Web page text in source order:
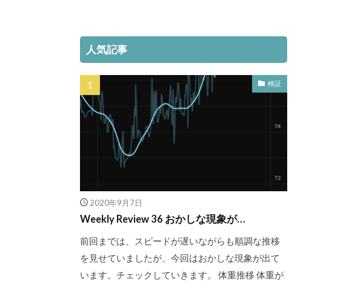
人気記事
検証
2020年9月7日
Weekly Review 36 おかしな現象が…
前回までは、スピードが遅いながらも順調な推移
を見せていましたが、今回はおかしな現象が出て
います。チェックしていきます。 体重推移 体重が